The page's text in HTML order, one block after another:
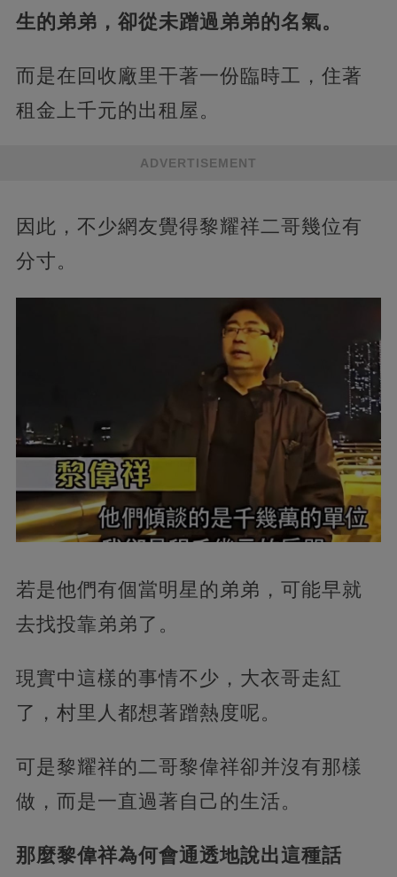
生的弟弟，卻從未蹭過弟弟的名氣。
而是在回收廠里干著一份臨時工，住著
租金上千元的出租屋。
ADVERTISEMENT
因此，不少網友覺得黎耀祥二哥幾位有
分寸。
若是他們有個當明星的弟弟，可能早就
去找投靠弟弟了。
現實中這樣的事情不少，大衣哥走紅
了，村里人都想著蹭熱度呢。
可是黎耀祥的二哥黎偉祥卻并沒有那樣
做，而是一直過著自己的生活。
那麼黎偉祥為何會通透地說出這種話